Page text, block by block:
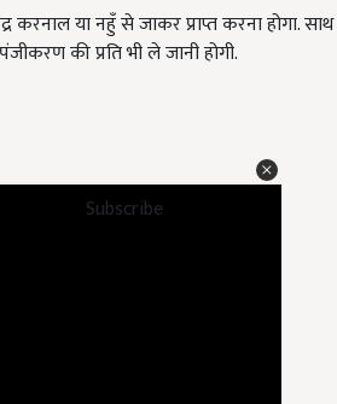
Subscribe
या नहुँ से जाकर प्राप्त करना होगा. साथ
की प्रति भी ले जानी होगी.